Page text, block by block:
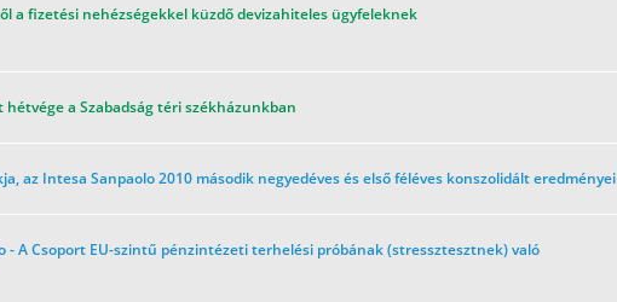
a fizetési nehézségekkel küzdő devizahiteles ügyfeleknek
a Szabadság téri székházunkban
az Intesa Sanpaolo 2010 második negyedéves és első féléves konszolidált eredményei
- A Csoport EU-szintű pénzintézeti terhelési próbának (stressztesztnek) való